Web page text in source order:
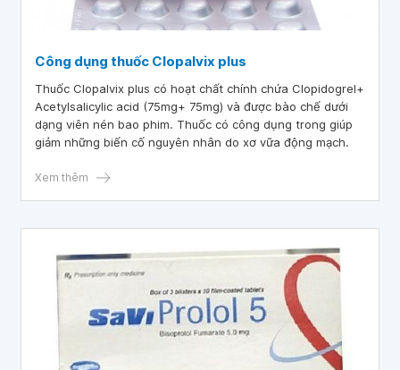
Công dụng thuốc Clopalvix plus
Thuốc Clopalvix plus có hoạt chất chính chứa Clopidogrel+
Acetylsalicylic acid (75mg+ 75mg) và được bào chế dưới
dạng viên nén bao phim. Thuốc có công dụng trong giúp
giảm những biến cố nguyên nhân do xơ vữa động mạch.
Xem thêm